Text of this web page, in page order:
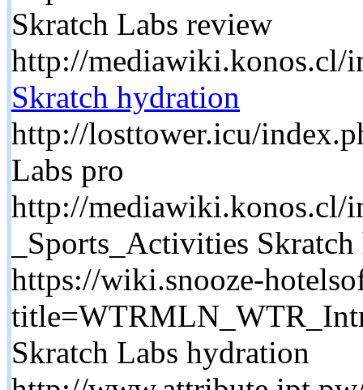
Skratch Labs review
http://mediawiki.konos.cl/
Skratch hydration
http://losttower.icu/
Labs pro
http://mediawiki.konos.cl/
_Sports_Activities
https://wiki.snooze-
Skratch Labs hydration